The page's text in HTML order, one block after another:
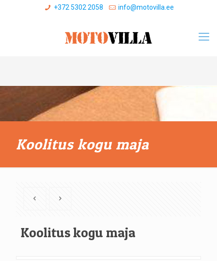
+372 5302 2058 info@motovilla.ee
Koolitus kogu maja
Koolitus kogu maja